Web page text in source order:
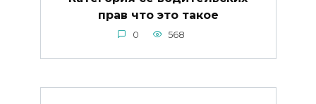
прав что это такое
0 568